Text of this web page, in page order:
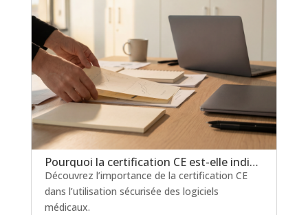
Pourquoi la certification CE est-elle indispensable pour les logiciels de prescription médicamenteuse ?
Découvrez l’importance de la certification CE
dans l’utilisation sécurisée des logiciels
médicaux.